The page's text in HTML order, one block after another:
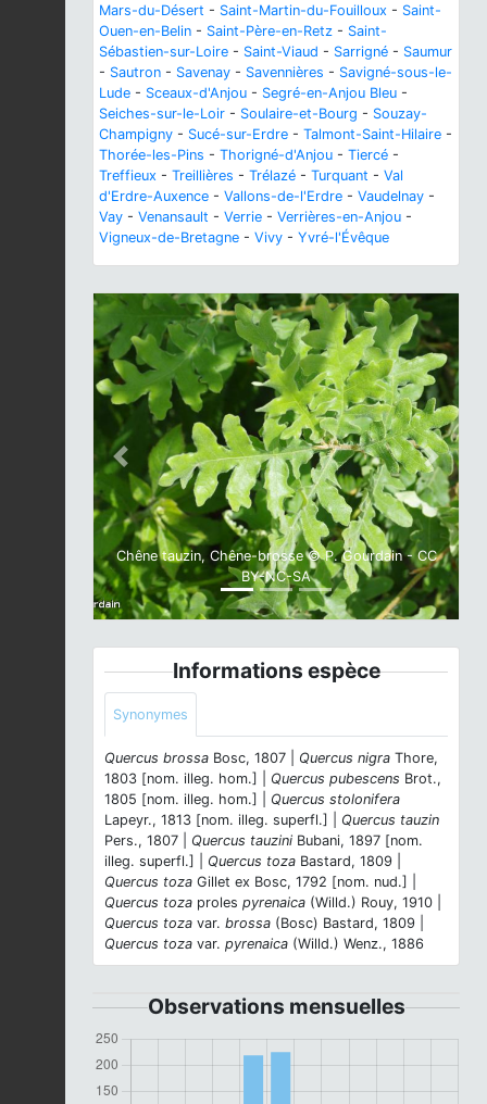
Mars-du-Désert - Saint-Martin-du-Fouilloux - Saint-
Ouen-en-Belin - Saint-Père-en-Retz - Saint-
Sébastien-sur-Loire - Saint-Viaud - Sarrigné - Saumur
- Sautron - Savenay - Savennières - Savigné-sous-le-
Lude - Sceaux-d'Anjou - Segré-en-Anjou Bleu -
Seiches-sur-le-Loir - Soulaire-et-Bourg - Souzay-
Champigny - Sucé-sur-Erdre - Talmont-Saint-Hilaire -
Thorée-les-Pins - Thorigné-d'Anjou - Tiercé -
Treffieux - Treillières - Trélazé - Turquant - Val
d'Erdre-Auxence - Vallons-de-l'Erdre - Vaudelnay -
Vay - Venansault - Verrie - Verrières-en-Anjou -
Vigneux-de-Bretagne - Vivy - Yvré-l'Évêque
Chêne tauzin, Chêne-brosse © P. Gourdain - CC
BY-NC-SA
Previous Next
Informations espèce
Synonymes
Quercus brossa Bosc, 1807 | Quercus nigra Thore,
1803 [nom. illeg. hom.] | Quercus pubescens Brot.,
1805 [nom. illeg. hom.] | Quercus stolonifera
Lapeyr., 1813 [nom. illeg. superfl.] | Quercus tauzin
Pers., 1807 | Quercus tauzini Bubani, 1897 [nom.
illeg. superfl.] | Quercus toza Bastard, 1809 |
Quercus toza Gillet ex Bosc, 1792 [nom. nud.] |
Quercus toza proles pyrenaica (Willd.) Rouy, 1910 |
Quercus toza var. brossa (Bosc) Bastard, 1809 |
Quercus toza var. pyrenaica (Willd.) Wenz., 1886
Observations mensuelles